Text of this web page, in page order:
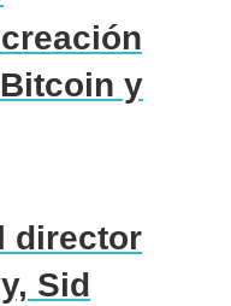
y
director
Sid